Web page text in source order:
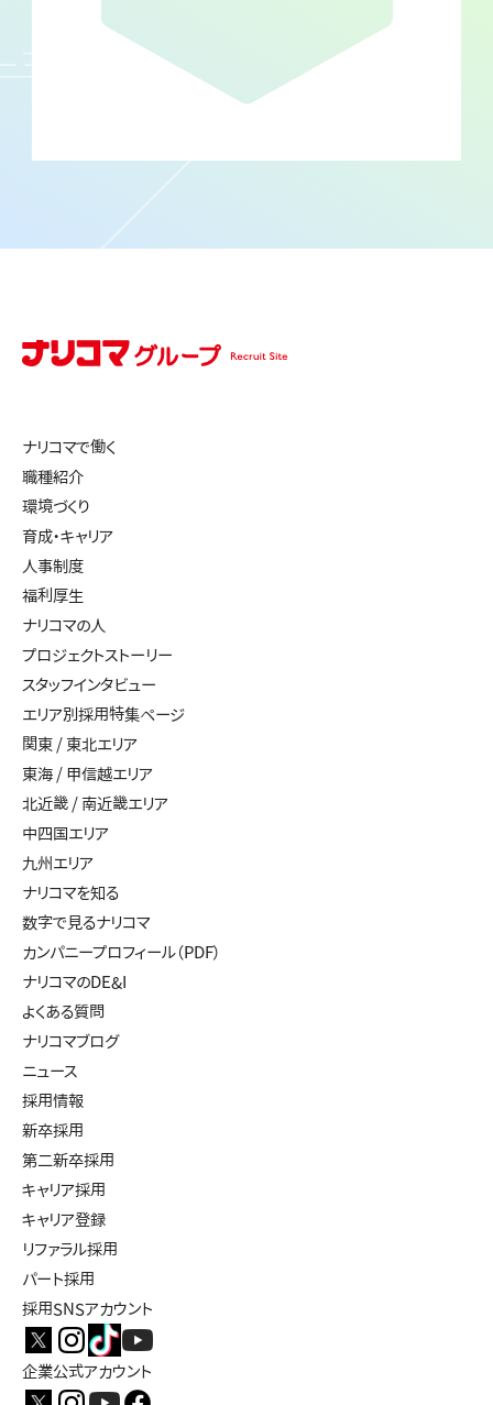
ナリコマで働く
職種紹介
環境づくり
育成・キャリア
人事制度
福利厚生
ナリコマの人
プロジェクトストーリー
スタッフインタビュー
エリア別採用特集ページ
関東 / 東北エリア
東海 / 甲信越エリア
北近畿 / 南近畿エリア
中四国エリア
九州エリア
ナリコマを知る
数字で見るナリコマ
カンパニープロフィール（PDF）
ナリコマのDE&I
よくある質問
ナリコマブログ
ニュース
採用情報
新卒採用
第二新卒採用
キャリア採用
キャリア登録
リファラル採用
パート採用
採用SNSアカウント
企業公式アカウント